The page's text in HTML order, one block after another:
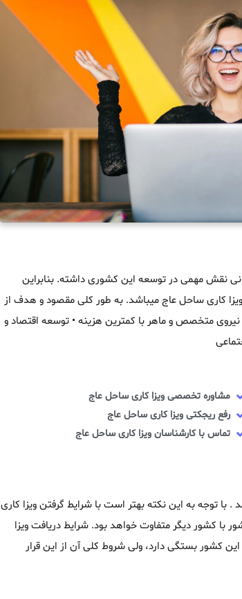
نقش مهمی در توسعه این کشوری داشته. بنابراین
کاری ساحل عاج میباشد. به طور کلی مقصود و هدف از
متخصص و ماهر با کمترین هزینه • توسعه اقتصاد و
مشاوره تخصصی ویزا کاری ساحل عاج
رفع ریجکتی ویزا کاری ساحل عاج
تماس با کارشناسان ویزا کاری ساحل عاج
با توجه به این نکته بهتر است با شرایط گرفتن ویزا کاری
با کشور دیگر متفاوت خواهد بود. شرایط دریافت ویزا
کشور بستگی دارد، ولی شروط کلی آن از این قرار